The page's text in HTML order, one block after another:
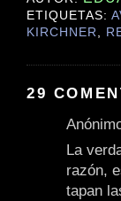
ETIQUETAS:
KIRCHNER,
29
La
razón,
tapan